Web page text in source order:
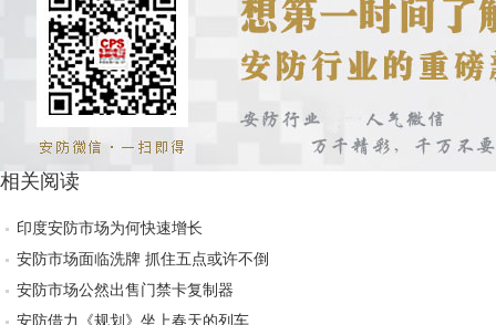
相关阅读
印度安防市场为何快速增长
安防市场面临洗牌 抓住五点或许不倒
安防市场公然出售门禁卡复制器
安防借力《规划》坐上春天的列车